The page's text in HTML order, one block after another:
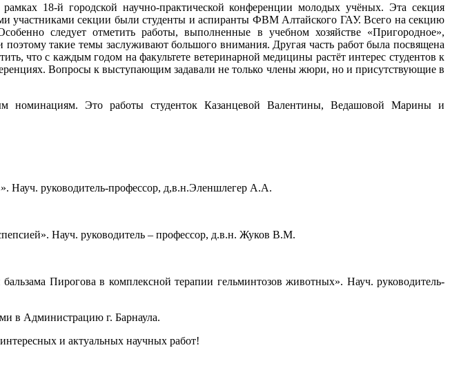
18-й городской научно-практической конференции молодых учёных. Эта секция
участниками секции были студенты и аспиранты ФВМ Алтайского ГАУ. Всего на секцию
следует отметить работы, выполненные в учебном хозяйстве «Пригородное»,
такие темы заслуживают большого внимания. Другая часть работ была посвящена
что с каждым годом на факультете ветеринарной медицины растёт интерес студентов к
Вопросы к выступающим задавали не только члены жюри, но и присутствующие в
номинациям. Это работы студенток Казанцевой Валентины, Ведашовой Марины и
Науч. руководитель-профессор, д,в.н.Эленшлегер А.А.
Науч. руководитель – профессор, д.в.н. Жуков В.М.
Пирогова в комплексной терапии гельминтозов животных». Науч. руководитель-
в Администрацию г. Барнаула.
и актуальных научных работ!